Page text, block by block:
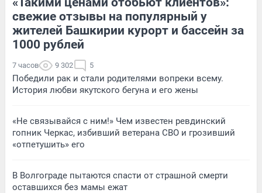
свежие отзывы на популярный у
жителей Башкирии курорт и бассейн за
1000 рублей
7 часов 9 302 5
Победили рак и стали родителями вопреки всему.
История любви якутского бегуна и его жены
«Не связывайся с ним!» Чем известен ревдинский
гопник Черкас, избивший ветерана СВО и грозивший
«отпетушить» его
В Волгограде пытаются спасти от страшной смерти
оставшихся без мамы ежат